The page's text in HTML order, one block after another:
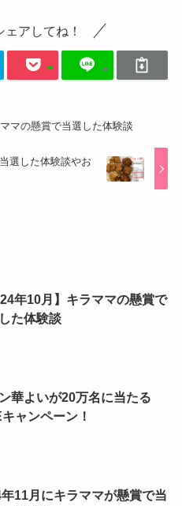
アしてね！
ママの懸賞で当選した体験談
選した体験談やお
年10月】キラママの懸賞で
た体験談
華よいが20万名に当たる
ャンペーン！
11月にキラママが懸賞で当